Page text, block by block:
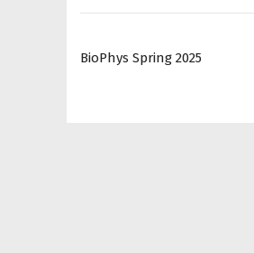
BioPhys Spring 2025